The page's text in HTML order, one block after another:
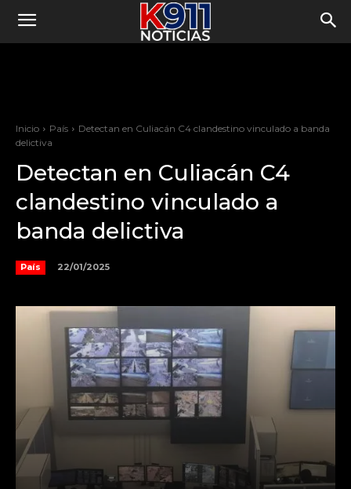
Inicio País
Detectan en Culiacán C4 clandestino vinculado a banda
delictiva
Detectan en Culiacán C4
clandestino vinculado a
banda delictiva
País 22/01/2025